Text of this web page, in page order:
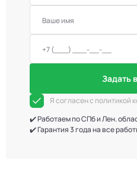
Задать
Я согласен с политикой
✔️ Работаем по СПб и Лен.
✔️ Гарантия 3 года на все